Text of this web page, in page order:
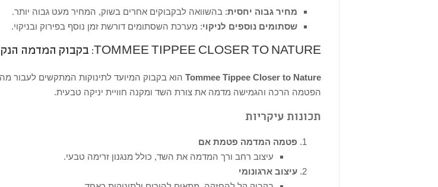
מחיר גבוה יחסית: בהשוואה לבקבוקים אחרים בשוק, המחיר מעט גבוה יותר.
שסתומים נוספים לניקוי: מערכת השסתומים דורשת זמן נוסף בפירוק ובניקוי.
TOMMEE TIPPEE CLOSER TO NATURE: בקבוק המדמה הנקה טבעית
Tommee Tippee Closer to Nature הוא בקבוק המיועד לתינוקות המתקשים לעבור
הפטמה הרכה והגמישה מדמה את צורת השד ומקנה חוויית יניקה טבעית.
תכונות עיקריות
פטמה המדמה פטמת אם
עיצוב רחב ורך המדמה את השד, כולל מנגנון זרימה טבעי.
עיצוב ארגונומי